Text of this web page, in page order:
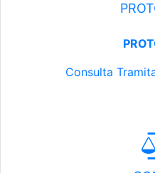
Consulta